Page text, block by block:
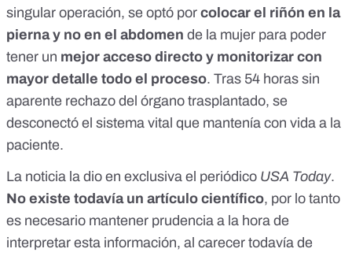
singular operación, se optó por colocar el riñón en la
pierna y no en el abdomen de la mujer para poder
tener un mejor acceso directo y monitorizar con
mayor detalle todo el proceso. Tras 54 horas sin
aparente rechazo del órgano trasplantado, se
desconectó el sistema vital que mantenía con vida a la
paciente.
La noticia la dio en exclusiva el periódico USA Today.
No existe todavía un artículo científico, por lo tanto
es necesario mantener prudencia a la hora de
interpretar esta información, al carecer todavía de